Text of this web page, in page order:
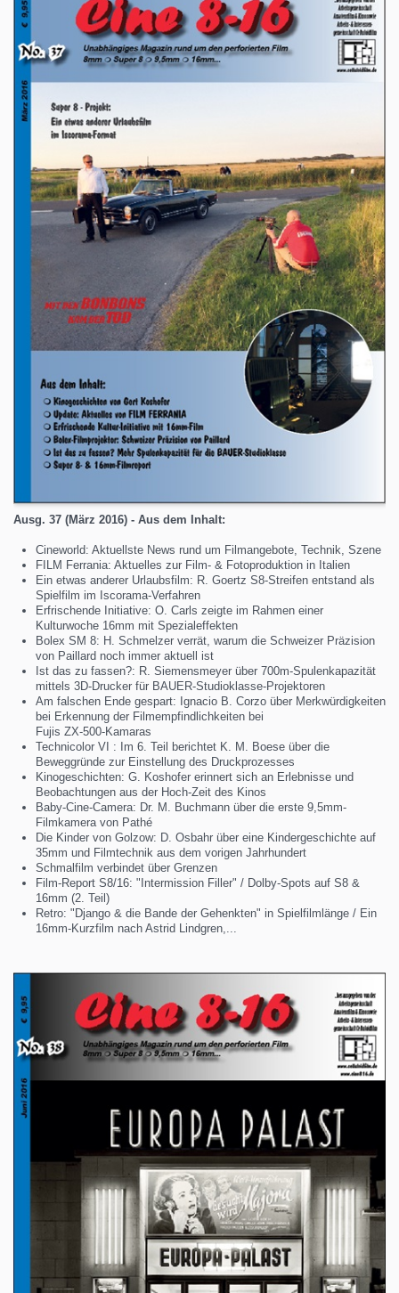
Ausg. 37 (März 2016) - Aus dem Inhalt:
Cineworld: Aktuellste News rund um Filmangebote, Technik, Szene
FILM Ferrania: Aktuelles zur Film- & Fotoproduktion in Italien
Ein etwas anderer Urlaubsfilm: R. Goertz S8-Streifen entstand als
Spielfilm im Iscorama-Verfahren
Erfrischende Initiative: O. Carls zeigte im Rahmen einer
Kulturwoche 16mm mit Spezialeffekten
Bolex SM 8: H. Schmelzer verrät, warum die Schweizer Präzision
von Paillard noch immer aktuell ist
Ist das zu fassen?: R. Siemensmeyer über 700m-Spulenkapazität
mittels 3D-Drucker für BAUER-Studioklasse-Projektoren
Am falschen Ende gespart: Ignacio B. Corzo über Merkwürdigkeiten
bei Erkennung der Filmempfindlichkeiten bei
Fujis ZX-500-Kamaras
Technicolor VI : Im 6. Teil berichtet K. M. Boese über die
Beweggründe zur Einstellung des Druckprozesses
Kinogeschichten: G. Koshofer erinnert sich an Erlebnisse und
Beobachtungen aus der Hoch-Zeit des Kinos
Baby-Cine-Camera: Dr. M. Buchmann über die erste 9,5mm-
Filmkamera von Pathé
Die Kinder von Golzow: D. Osbahr über eine Kindergeschichte auf
35mm und Filmtechnik aus dem vorigen Jahrhundert
Schmalfilm verbindet über Grenzen
Film-Report S8/16: "Intermission Filler" / Dolby-Spots auf S8 &
16mm (2. Teil)
Retro: "Django & die Bande der Gehenkten" in Spielfilmlänge / Ein
16mm-Kurzfilm nach Astrid Lindgren,...